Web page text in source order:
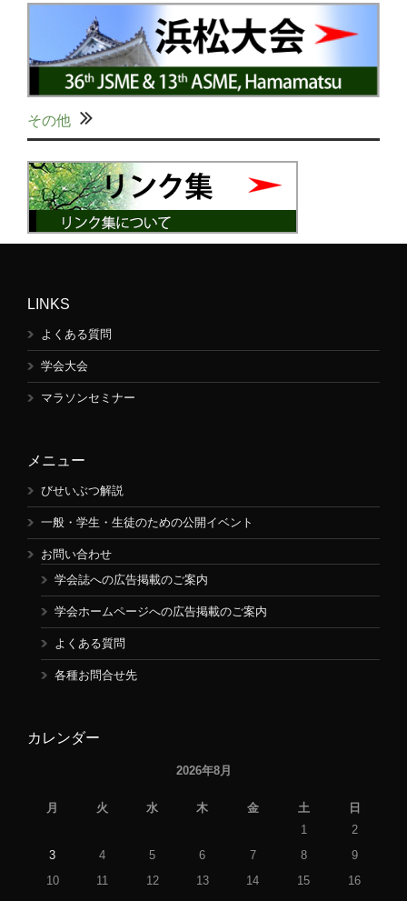
その他
LINKS
よくある質問
学会大会
マラソンセミナー
メニュー
びせいぶつ解説
一般・学生・生徒のための公開イベント
お問い合わせ
学会誌への広告掲載のご案内
学会ホームページへの広告掲載のご案内
よくある質問
各種お問合せ先
カレンダー
2026年8月
月 火 水 木 金 土
日
1
2
3
4 5 6 7 8
9
10
11 12 13 14 15
16